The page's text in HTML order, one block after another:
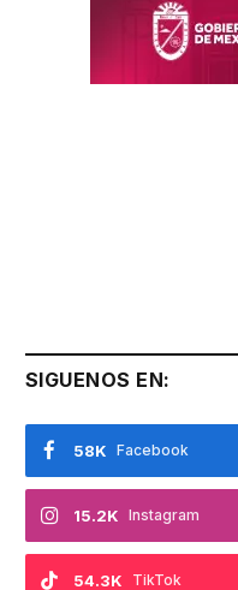
SIGUENOS EN:
Facebook
58K
Instagram
15.2K
TikTok
54.3K